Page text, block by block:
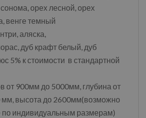
орех лесной, орех
венге темный
аляска,
дуб крафт белый, дуб
5% к стоимости в стандартной
от 900мм до 5000мм, глубина от
высота до 2600мм(возможно
по индивидуальным размерам)